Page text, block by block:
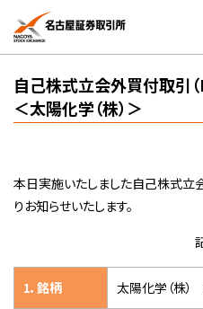
自己株式立会外買付取引
＜太陽化学（株）＞
本日実施いたしました自己株式立
りお知らせいたします。
1．銘柄 太陽化学（株）